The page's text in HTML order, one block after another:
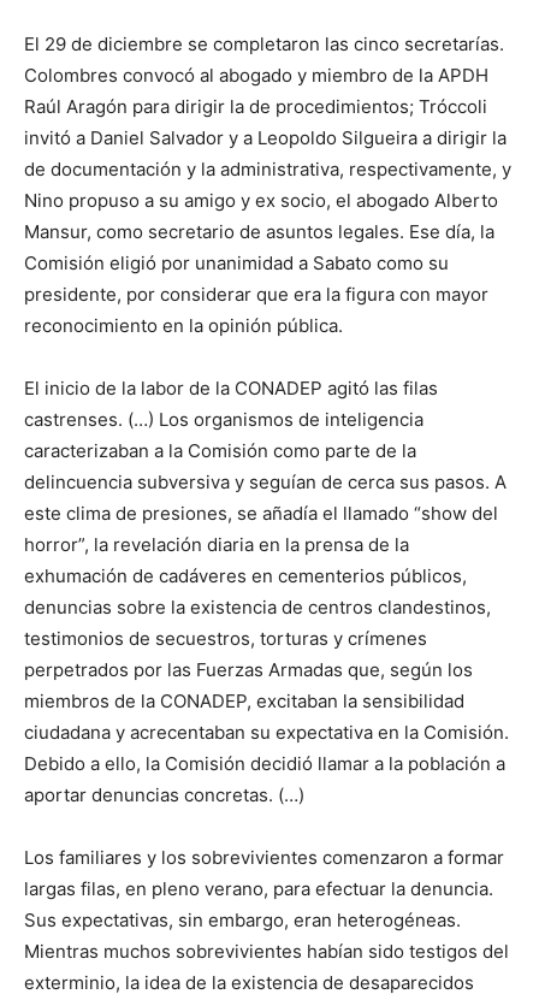
El 29 de diciembre se completaron las cinco secretarías.
Colombres convocó al abogado y miembro de la APDH
Raúl Aragón para dirigir la de procedimientos; Tróccoli
invitó a Daniel Salvador y a Leopoldo Silgueira a dirigir la
de documentación y la administrativa, respectivamente, y
Nino propuso a su amigo y ex socio, el abogado Alberto
Mansur, como secretario de asuntos legales. Ese día, la
Comisión eligió por unanimidad a Sabato como su
presidente, por considerar que era la figura con mayor
reconocimiento en la opinión pública.
El inicio de la labor de la CONADEP agitó las filas
castrenses. (…) Los organismos de inteligencia
caracterizaban a la Comisión como parte de la
delincuencia subversiva y seguían de cerca sus pasos. A
este clima de presiones, se añadía el llamado “show del
horror”, la revelación diaria en la prensa de la
exhumación de cadáveres en cementerios públicos,
denuncias sobre la existencia de centros clandestinos,
testimonios de secuestros, torturas y crímenes
perpetrados por las Fuerzas Armadas que, según los
miembros de la CONADEP, excitaban la sensibilidad
ciudadana y acrecentaban su expectativa en la Comisión.
Debido a ello, la Comisión decidió llamar a la población a
aportar denuncias concretas. (…)
Los familiares y los sobrevivientes comenzaron a formar
largas filas, en pleno verano, para efectuar la denuncia.
Sus expectativas, sin embargo, eran heterogéneas.
Mientras muchos sobrevivientes habían sido testigos del
exterminio, la idea de la existencia de desaparecidos